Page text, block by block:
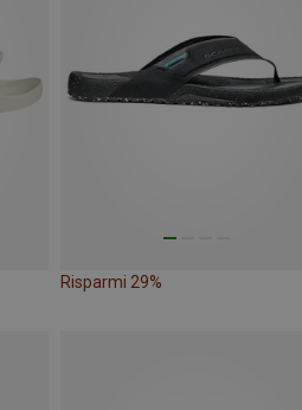
Risparmi 29%